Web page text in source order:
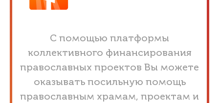
С помощью платформы
коллективного финансирования
православных проектов Вы можете
оказывать посильную помощь
православным храмам, проектам и